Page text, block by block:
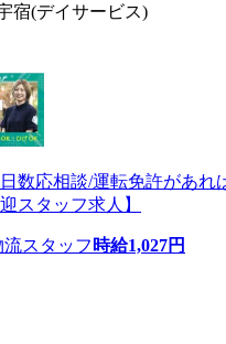
宿(デイサービス)
数応相談/運転免許があれ
スタッフ求人】
スタッフ 時給1,027円